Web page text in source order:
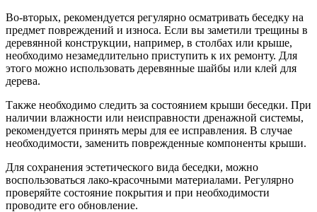
Во-вторых, рекомендуется регулярно осматривать беседку на
предмет повреждений и износа. Если вы заметили трещины в
деревянной конструкции, например, в столбах или крыше,
необходимо незамедлительно приступить к их ремонту. Для
этого можно использовать деревянные шайбы или клей для
дерева.
Также необходимо следить за состоянием крыши беседки. При
наличии влажности или неисправности дренажной системы,
рекомендуется принять меры для ее исправления. В случае
необходимости, заменить поврежденные компоненты крыши.
Для сохранения эстетического вида беседки, можно
воспользоваться лако-красочными материалами. Регулярно
проверяйте состояние покрытия и при необходимости
проводите его обновление.